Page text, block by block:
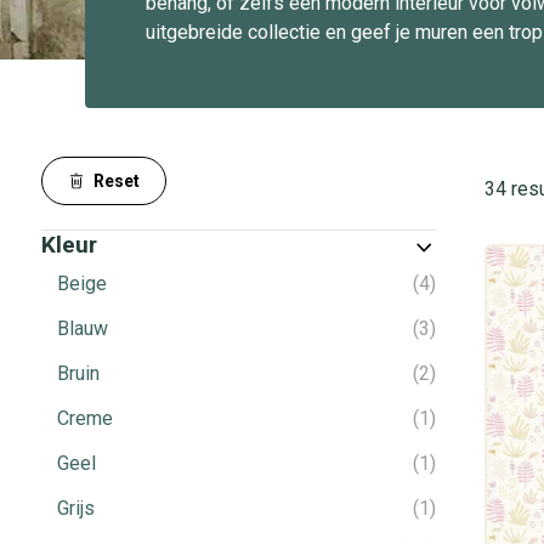
uitgebreide collectie en geef je muren een
Reset
Kleur
Beige
4
Blauw
3
Bruin
2
Creme
1
Geel
1
Grijs
1
34